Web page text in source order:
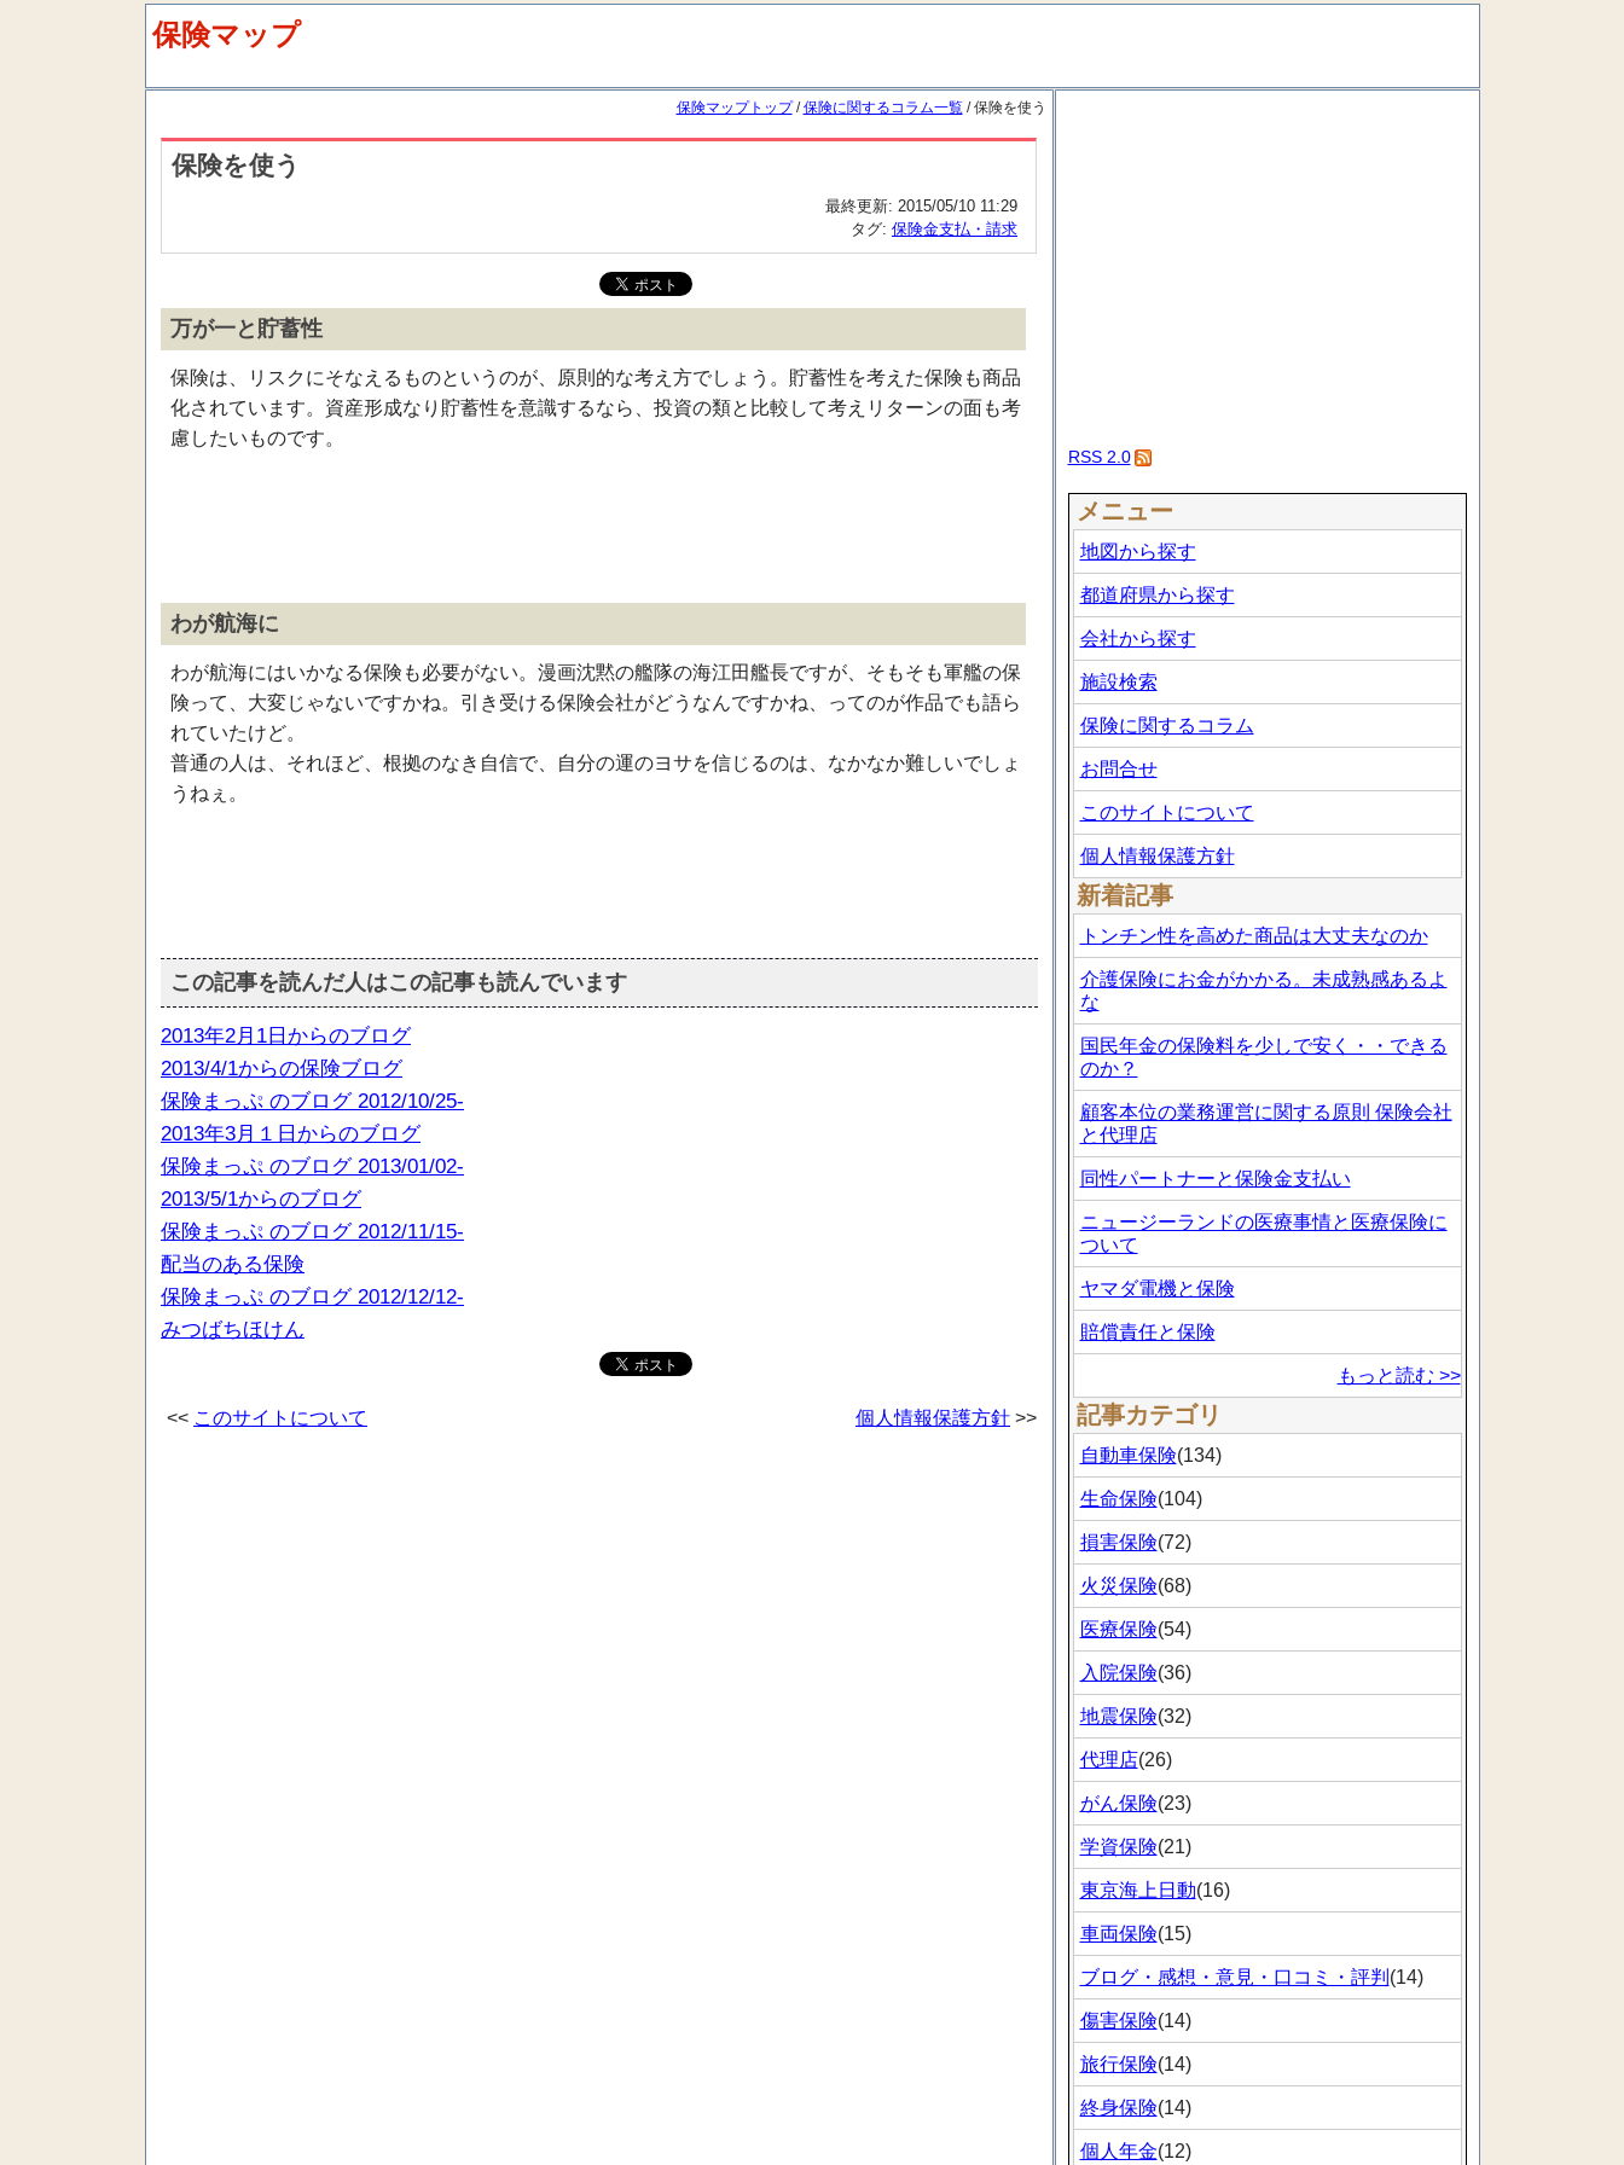
保険マップ
保険マップトップ/保険に関するコラム一覧/ 保険を使う
保険を使う
最終更新: 2015/05/10 11:29
タグ: 保険金支払・請求
万が一と貯蓄性
保険は、リスクにそなえるものというのが、原則的な考え方でしょう。貯蓄性を考えた保険も商品
化されています。資産形成なり貯蓄性を意識するなら、投資の類と比較して考えリターンの面も考
慮したいものです。
わが航海に
わが航海にはいかなる保険も必要がない。漫画沈黙の艦隊の海江田艦長ですが、そもそも軍艦の保
険って、大変じゃないですかね。引き受ける保険会社がどうなんですかね、ってのが作品でも語ら
れていたけど。
普通の人は、それほど、根拠のなき自信で、自分の運のヨサを信じるのは、なかなか難しいでしょ
うねぇ。
この記事を読んだ人はこの記事も読んでいます
2013年2月1日からのブログ
2013/4/1からの保険ブログ
保険まっぷ のブログ 2012/10/25-
2013年3月１日からのブログ
保険まっぷ のブログ 2013/01/02-
2013/5/1からのブログ
保険まっぷ のブログ 2012/11/15-
配当のある保険
保険まっぷ のブログ 2012/12/12-
みつばちほけん
<< このサイトについて 個人情報保護方針 >>
RSS 2.0
メニュー
地図から探す
都道府県から探す
会社から探す
施設検索
保険に関するコラム
お問合せ
このサイトについて
個人情報保護方針
新着記事
トンチン性を高めた商品は大丈夫なのか
介護保険にお金がかかる。未成熟感あるよ
な
国民年金の保険料を少しで安く・・できる
のか？
顧客本位の業務運営に関する原則 保険会社
と代理店
同性パートナーと保険金支払い
ニュージーランドの医療事情と医療保険に
ついて
ヤマダ電機と保険
賠償責任と保険
もっと読む >>
記事カテゴリ
自動車保険(134)
生命保険(104)
損害保険(72)
火災保険(68)
医療保険(54)
入院保険(36)
地震保険(32)
代理店(26)
がん保険(23)
学資保険(21)
東京海上日動(16)
車両保険(15)
ブログ・感想・意見・口コミ・評判 (14)
傷害保険(14)
旅行保険(14)
終身保険(14)
個人年金(12)